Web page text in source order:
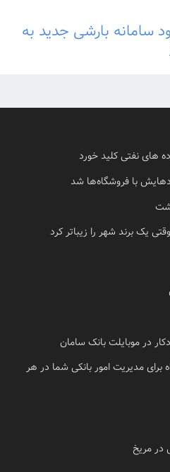
سامانه بارشی جدید به
های نفتی کلید خورد
با فروشگاه‌ها شد
یک برند شهر را زیباتر کرد
در موبایلت بانک سامان
برای مدیریت امور بانکی شما در هر
در مریخ